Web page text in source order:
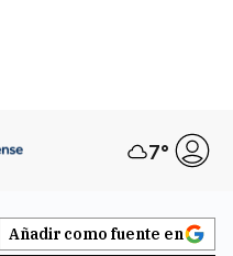
7°
Añadir como fuente en